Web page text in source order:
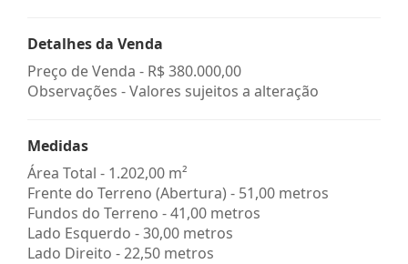
Detalhes da Venda
Preço de Venda - R$ 380.000,00
Observações - Valores sujeitos a alteração
Medidas
Área Total - 1.202,00 m²
Frente do Terreno (Abertura) - 51,00 metros
Fundos do Terreno - 41,00 metros
Lado Esquerdo - 30,00 metros
Lado Direito - 22,50 metros